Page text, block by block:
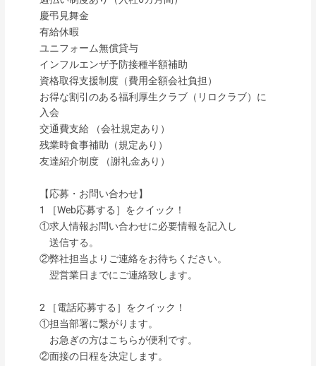
慶弔見舞金
有給休暇
ユニフォーム無償貸与
インフルエンザ予防接種半額補助
資格取得支援制度（費用全額会社負担）
お得な割引のある福利厚生クラブ（リロクラブ）に
入会
交通費支給 （会社規定あり）
残業時食事補助（規定あり）
友達紹介制度 （謝礼金あり）
【応募・お問い合わせ】
1 ［Web応募する］をクイック！
①求人情報お問い合わせに必要情報を記入し
送信する。
②弊社担当よりご連絡をお待ちください。
翌営業日までにご連絡致します。
2 ［電話応募する］をクイック！
①担当部署に繋がります。
お急ぎの方はこちらが便利です。
②面接の日程を決定します。